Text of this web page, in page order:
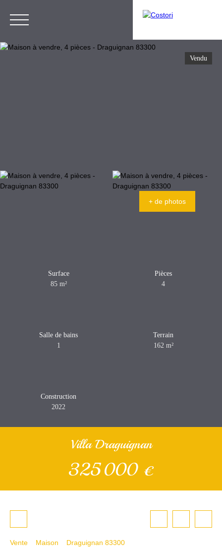
Vendu
+ de photos
Surface
85 m²
Pièces
4
Salle de bains
1
Terrain
162 m²
Construction
2022
Villa Draguignan
325 000 €
Vente Maison
Draguignan 83300